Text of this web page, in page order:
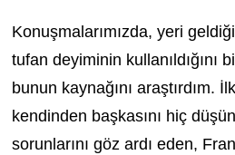
Konuşmalarımızda, yeri
tufan deyiminin kullanıldığını
bunun kaynağını araştırdım.
kendinden başkasını hiç
sorunlarını göz ardı eden,